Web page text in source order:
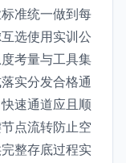
准统一做到每
选使用实训公
考量与工具集
实分发合格通
速通道应且顺
点流转防止空
整存底过程实